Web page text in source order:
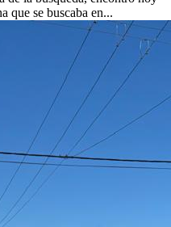
que se buscaba en...